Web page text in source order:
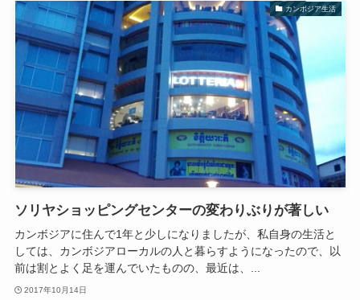
カンボジア生活
ソリヤショッピングセンターの変わりぶりが著しい
カンボジアに住んで1年と少しになりましたが、私自身の生活と
しては、カンボジアローカルの人と暮らすようになったので、以
前は割とよく足を運んでいたものの、最近は、...
2017年10月14日